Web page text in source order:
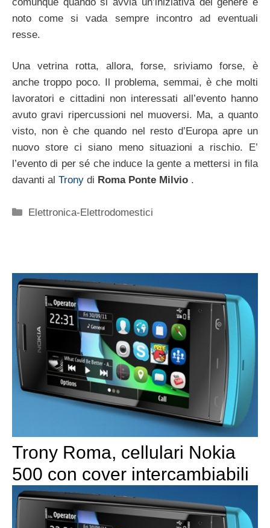
noto come si vada sempre incontro ad eventuali
resse.
Una vetrina rotta, allora, forse, sriviamo forse, è
anche troppo poco. Il problema, semmai, è che molti
lavoratori e cittadini non interessati all’evento hanno
avuto gravi ripercussioni nel muoversi. Ma, a quanto
visto, non è che quando nel resto d’Europa apre un
nuovo store ci siano meno situazioni a rischio. E’
l’evento di per sé che induce la gente a mettersi in fila
davanti al Trony di Roma Ponte Milvio .
Categorie
Elettronica-Elettrodomestici
Trony Roma, cellulari Nokia
500 con cover intercambiabili